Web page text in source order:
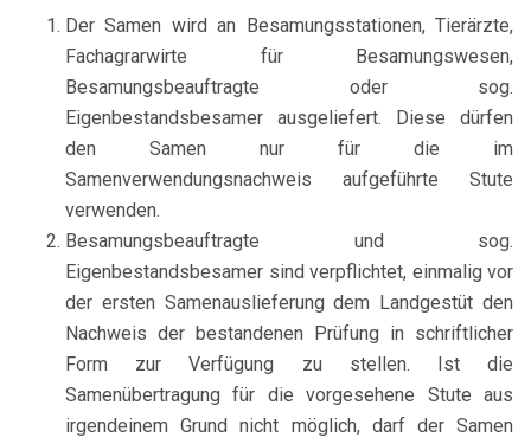
Der Samen wird an Besamungsstationen, Tierärzte,
Fachagrarwirte für Besamungswesen,
Besamungsbeauftragte oder sog.
Eigenbestandsbesamer ausgeliefert. Diese dürfen
den Samen nur für die im
Samenverwendungsnachweis aufgeführte Stute
verwenden.
Besamungsbeauftragte und sog.
Eigenbestandsbesamer sind verpflichtet, einmalig vor
der ersten Samenauslieferung dem Landgestüt den
Nachweis der bestandenen Prüfung in schriftlicher
Form zur Verfügung zu stellen. Ist die
Samenübertragung für die vorgesehene Stute aus
irgendeinem Grund nicht möglich, darf der Samen